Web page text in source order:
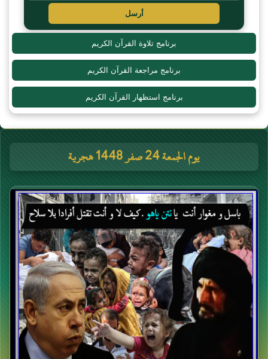
أرسل
برنامج تلاوة القرآن الكريم
برنامج مراجعة القرآن الكريم
برنامج استظهار القرآن الكريم
يوم الجمعة 24 صفر 1448 هجرية